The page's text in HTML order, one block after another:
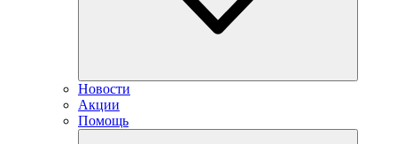
Новости
Акции
Помощь